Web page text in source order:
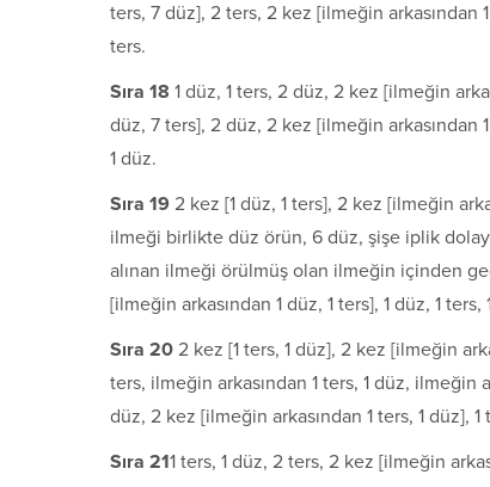
ters, 7 düz], 2 ters, 2 kez [ilmeğin arkasından
ters.
Sıra 18 1 düz, 1 ters, 2 düz, 2 kez [ilmeğin
düz, 7 ters], 2 düz, 2 kez [ilmeğin arkasından
1 düz.
Sıra 19 2 kez [1 düz, 1 ters], 2 kez [ilmeğin
ilmeği birlikte düz örün, 6 düz, şişe iplik
alınan ilmeği örülmüş olan ilmeğin içinden
[ilmeğin arkasından 1 düz, 1 ters], 1 düz, 1 ters,
Sıra 20 2 kez [1 ters, 1 düz], 2 kez [ilmeğin
ters, ilmeğin arkasından 1 ters, 1 düz, ilmeğin
düz, 2 kez [ilmeğin
Sıra 211 ters, 1 düz, 2 ters, 2 kez [ilmeğin